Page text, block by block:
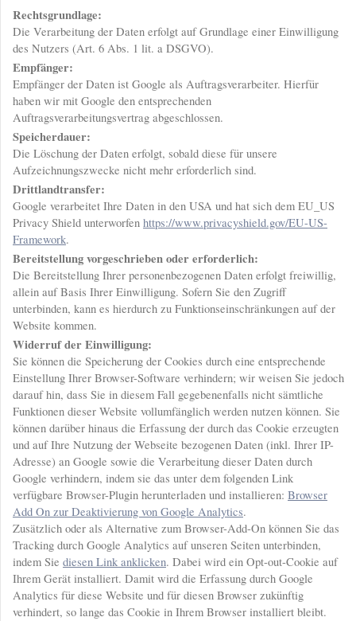
Rechtsgrundlage:
Die Verarbeitung der Daten erfolgt auf Grundlage einer Einwilligung
des Nutzers (Art. 6 Abs. 1 lit. a DSGVO).
Empfänger:
Empfänger der Daten ist Google als Auftragsverarbeiter. Hierfür
haben wir mit Google den entsprechenden
Auftragsverarbeitungsvertrag abgeschlossen.
Speicherdauer:
Die Löschung der Daten erfolgt, sobald diese für unsere
Aufzeichnungszwecke nicht mehr erforderlich sind.
Drittlandtransfer:
Google verarbeitet Ihre Daten in den USA und hat sich dem EU_US
Privacy Shield unterworfen https://www.privacyshield.gov/EU-US-
Framework.
Bereitstellung vorgeschrieben oder erforderlich:
Die Bereitstellung Ihrer personenbezogenen Daten erfolgt freiwillig,
allein auf Basis Ihrer Einwilligung. Sofern Sie den Zugriff
unterbinden, kann es hierdurch zu Funktionseinschränkungen auf der
Website kommen.
Widerruf der Einwilligung:
Sie können die Speicherung der Cookies durch eine entsprechende
Einstellung Ihrer Browser-Software verhindern; wir weisen Sie jedoch
darauf hin, dass Sie in diesem Fall gegebenenfalls nicht sämtliche
Funktionen dieser Website vollumfänglich werden nutzen können. Sie
können darüber hinaus die Erfassung der durch das Cookie erzeugten
und auf Ihre Nutzung der Webseite bezogenen Daten (inkl. Ihrer IP-
Adresse) an Google sowie die Verarbeitung dieser Daten durch
Google verhindern, indem sie das unter dem folgenden Link
verfügbare Browser-Plugin herunterladen und installieren: Browser
Add On zur Deaktivierung von Google Analytics.
Zusätzlich oder als Alternative zum Browser-Add-On können Sie das
Tracking durch Google Analytics auf unseren Seiten unterbinden,
indem Sie diesen Link anklicken. Dabei wird ein Opt-out-Cookie auf
Ihrem Gerät installiert. Damit wird die Erfassung durch Google
Analytics für diese Website und für diesen Browser zukünftig
verhindert, so lange das Cookie in Ihrem Browser installiert bleibt.